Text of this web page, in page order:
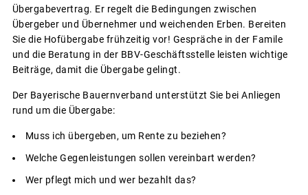
Übergabevertrag. Er regelt die Bedingungen zwischen
Übergeber und Übernehmer und weichenden Erben. Bereiten
Sie die Hofübergabe frühzeitig vor! Gespräche in der Famile
und die Beratung in der BBV-Geschäftsstelle leisten wichtige
Beiträge, damit die Übergabe gelingt.
Der Bayerische Bauernverband unterstützt Sie bei Anliegen
rund um die Übergabe:
Muss ich übergeben, um Rente zu beziehen?
Welche Gegenleistungen sollen vereinbart werden?
Wer pflegt mich und wer bezahlt das?